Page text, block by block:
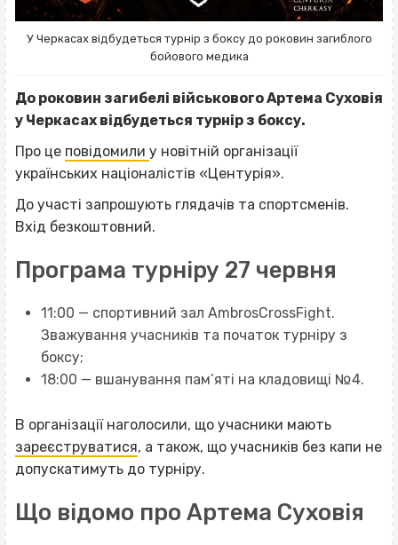
У Черкасах відбудеться турнір з боксу до роковин загиблого
бойового медика
До роковин загибелі військового Артема Суховія
у Черкасах відбудеться турнір з боксу.
Про це повідомили у новітній організації
українських націоналістів «Центурія».
До участі запрошують глядачів та спортсменів.
Вхід безкоштовний.
Програма турніру 27 червня
11:00 — спортивний зал AmbrosCrossFight.
Зважування учасників та початок турніру з
боксу;
18:00 — вшанування пам’яті на кладовищі №4.
В організації наголосили, що учасники мають
зареєструватися, а також, що учасників без капи не
допускатимуть до турніру.
Що відомо про Артема Суховія